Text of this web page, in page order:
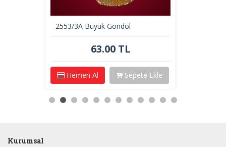
2553/3A Büyük Gondol
63.00 TL
Hemen Al Sepete Ekle
Kurumsal